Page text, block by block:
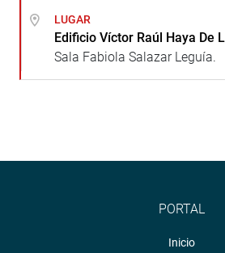
LUGAR
Edificio Víctor Raúl Haya De
Sala Fabiola Salazar Leguía.
PORTAL
Inicio